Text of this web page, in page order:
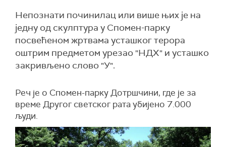
Непознати починилац или више њих је на
једну од скулптура у Спомен-парку
посвећеном жртвама усташког терора
оштрим предметом урезао "НДХ" и усташко
закривљено слово "У".
Реч је о Спомен-парку Дотршчини, где је за
време Другог светског рата убијено 7.000
људи.